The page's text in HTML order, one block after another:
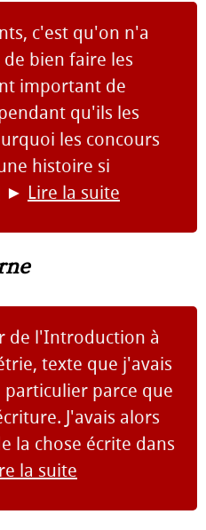
c'est qu'on n'a
bien faire les
important de
qu'ils les
les concours
histoire si
► Lire la suite
de l'Introduction à
texte que j'avais
parce que
J'avais alors
la chose écrite dans
la suite